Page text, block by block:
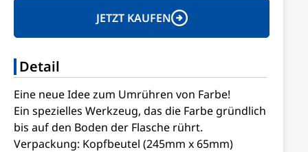
JETZT KAUFEN
Detail
Eine neue Idee zum Umrühren von Farbe!
Ein spezielles Werkzeug, das die Farbe gründlich
bis auf den Boden der Flasche rührt.
Verpackung: Kopfbeutel (245mm x 65mm)